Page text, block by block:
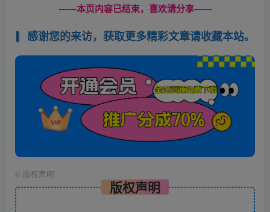
------本页内容已结束，喜欢请分享------
感谢您的来访，获取更多精彩文章请收藏本站。
© 版权声明
版权声明